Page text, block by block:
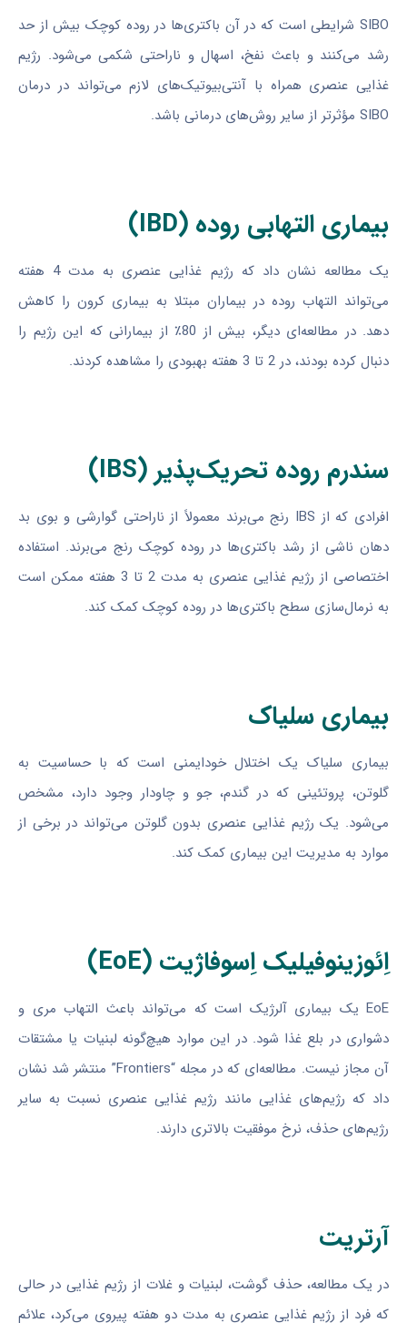
SIBO شرایطی است که در آن باکتری‌ها در روده کوچک بیش از حد
رشد می‌کنند و باعث نفخ، اسهال و ناراحتی شکمی می‌شود. رژیم
غذایی عنصری همراه با آنتی‌بیوتیک‌های لازم می‌تواند در درمان
SIBO مؤثرتر از سایر روش‌های درمانی باشد.
بیماری التهابی روده (IBD)
یک مطالعه نشان داد که رژیم غذایی عنصری به مدت 4 هفته
می‌تواند التهاب روده در بیماران مبتلا به بیماری کرون را کاهش
دهد. در مطالعه‌ای دیگر، بیش از 80٪ از بیمارانی که این رژیم را
دنبال کرده بودند، در 2 تا 3 هفته بهبودی را مشاهده کردند.
سندرم روده تحریک‌پذیر (IBS)
افرادی که از IBS رنج می‌برند معمولاً از ناراحتی گوارشی و بوی بد
دهان ناشی از رشد باکتری‌ها در روده کوچک رنج می‌برند. استفاده
اختصاصی از رژیم غذایی عنصری به مدت 2 تا 3 هفته ممکن است
به نرمال‌سازی سطح باکتری‌ها در روده کوچک کمک کند.
بیماری سلیاک
بیماری سلیاک یک اختلال خودایمنی است که با حساسیت به
گلوتن، پروتئینی که در گندم، جو و چاودار وجود دارد، مشخص
می‌شود. یک رژیم غذایی عنصری بدون گلوتن می‌تواند در برخی از
موارد به مدیریت این بیماری کمک کند.
اِئوزینوفیلیک اِسوفاژیت (EoE)
EoE یک بیماری آلرژیک است که می‌تواند باعث التهاب مری و
دشواری در بلع غذا شود. در این موارد هیچ‌گونه لبنیات یا مشتقات
آن مجاز نیست. مطالعه‌ای که در مجله “Frontiers” منتشر شد نشان
داد که رژیم‌های غذایی مانند رژیم غذایی عنصری نسبت به سایر
رژیم‌های حذف، نرخ موفقیت بالاتری دارند.
آرتریت
در یک مطالعه، حذف گوشت، لبنیات و غلات از رژیم غذایی در حالی
که فرد از رژیم غذایی عنصری به مدت دو هفته پیروی می‌کرد، علائم